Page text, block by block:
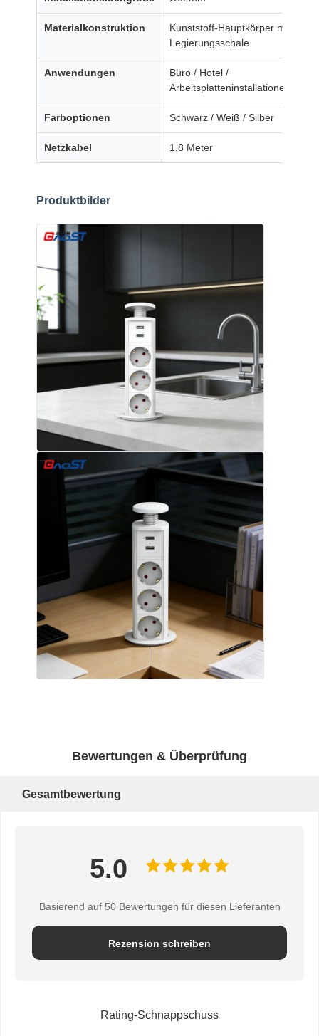
Schreibtischklemme Steckdose
Unter dem Schreibtisch-Stromanschluss
Sofa-Leselampe
Materialkonstruktion
Kunststoff-Hauptkörper mit
Legierungsschale
Anwendungen
Büro / Hotel /
Arbeitsplatteninstallationen
Farboptionen Schwarz / Weiß / Silber
Netzkabel 1,8 Meter
Produktbilder
Bewertungen & Überprüfung
Gesamtbewertung
5.0
Basierend auf 50 Bewertungen für diesen Lieferanten
Rezension schreiben
Rating-Schnappschuss